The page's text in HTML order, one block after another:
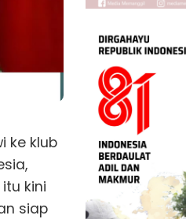
ke klub
kini
siap